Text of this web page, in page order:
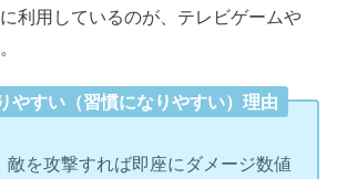
利用しているのが、テレビゲームや
やすい（習慣になりやすい）理由
敵を攻撃すれば即座にダメージ数値